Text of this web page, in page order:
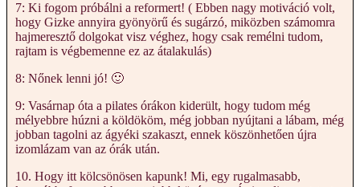
7: Ki fogom próbálni a reformert! ( Ebben nagy motiváció volt,
hogy Gizke annyira gyönyörű és sugárzó, miközben számomra
hajmeresztő dolgokat visz véghez, hogy csak remélni tudom,
rajtam is végbemenne ez az átalakulás)
8: Nőnek lenni jó! 🙂
9: Vasárnap óta a pilates órákon kiderült, hogy tudom még
mélyebbre húzni a köldököm, még jobban nyújtani a lábam, még
jobban tagolni az ágyéki szakaszt, ennek köszönhetően újra
izomlázam van az órák után.
10. Hogy itt kölcsönösen kapunk! Mi, egy rugalmasabb,